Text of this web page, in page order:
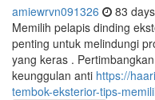
amiewrvn091326 83
Memilih pelapis dinding
penting untuk melindungi
yang keras .
keunggulan anti https://
tembok-eksterior-tips-